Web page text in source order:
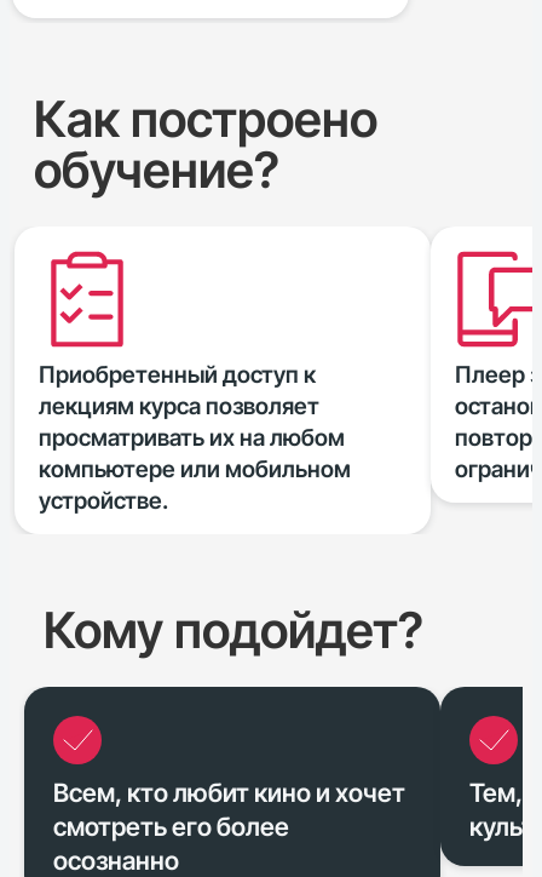
Как построено
обучение?
Приобретенный доступ к
лекциям курса позволяет
просматривать их на любом
компьютере или мобильном
устройстве.
Плеер
Кому подойдет?
Всем, кто любит кино и хочет
смотреть его более
осознанно
Тем,